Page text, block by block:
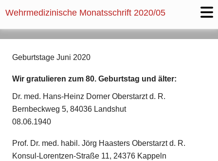
Wehrmedizinische Monatsschrift 2020/05
Geburtstage Juni 2020
Wir gratulieren zum 80. Geburtstag und älter:
Dr. med. Hans-Heinz Dorner Oberstarzt d. R.
Bernbeckweg 5, 84036 Landshut
08.06.1940
Prof. Dr. med. habil. Jörg Haasters Oberstarzt d. R.
Konsul-Lorentzen-Straße 11, 24376 Kappeln